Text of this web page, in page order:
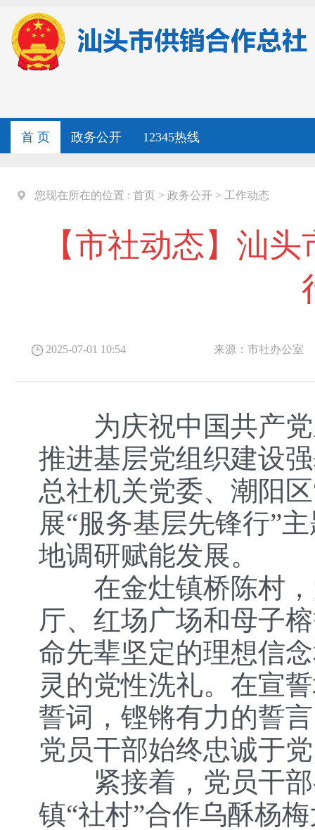
首 页 政务公开 12345热线
您现在所在的位置 : 首页 > 政务公开 > 工作动态
【市社动态】汕
2025-07-01 10:54 来源：市社办公室
为庆祝中国共产党
推进基层党组织建设
总社机关党委、潮阳
展“服务基层先锋行”
地调研赋能发展。
在金灶镇桥陈村，
厅、红场广场和母子
命先辈坚定的理想信
灵的党性洗礼。在宣
誓词，铿锵有力的誓
党员干部始终忠诚于
紧接着，党员干部
镇“社村”合作乌酥杨